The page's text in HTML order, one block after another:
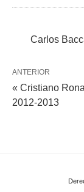
Carlos
ANTERIOR
« Cristiano
2012-2013